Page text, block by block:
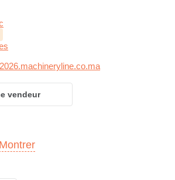
vendeur
Montrer